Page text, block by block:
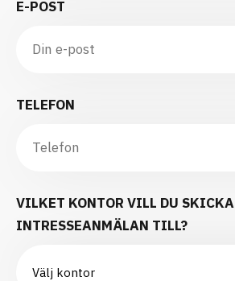
E-POST
TELEFON
VILKET KONTOR VILL DU SKICKA
INTRESSEANMÄLAN TILL?